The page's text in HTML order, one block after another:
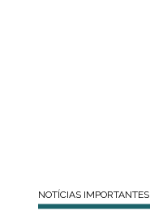
NOTÍCIAS IMPORTANTES